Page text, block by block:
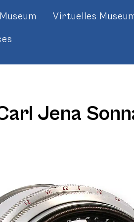
Virtuelles
Jena